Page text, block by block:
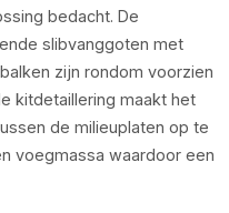
bedacht. De
slibvanggoten met
zijn rondom voorzien
kitdetaillering maakt het
de milieuplaten op te
voegmassa waardoor een